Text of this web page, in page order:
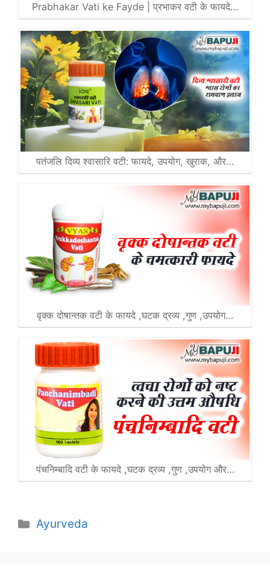
Prabhakar Vati ke Fayde | प्रभाकर वटी के फायदे…
पतंजलि दिव्य श्वासारि वटी: फायदे, उपयोग, खुराक, और…
वृक्क दोषान्तक वटी के फायदे ,घटक द्रव्य ,गुण ,उपयोग…
पंचनिम्बादि वटी के फायदे ,घटक द्रव्य ,गुण ,उपयोग और…
Categories
Ayurveda